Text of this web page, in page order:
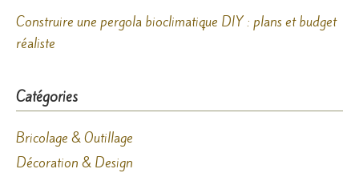
Construire une pergola bioclimatique DIY : plans et budget
réaliste
Catégories
Bricolage & Outillage
Décoration & Design